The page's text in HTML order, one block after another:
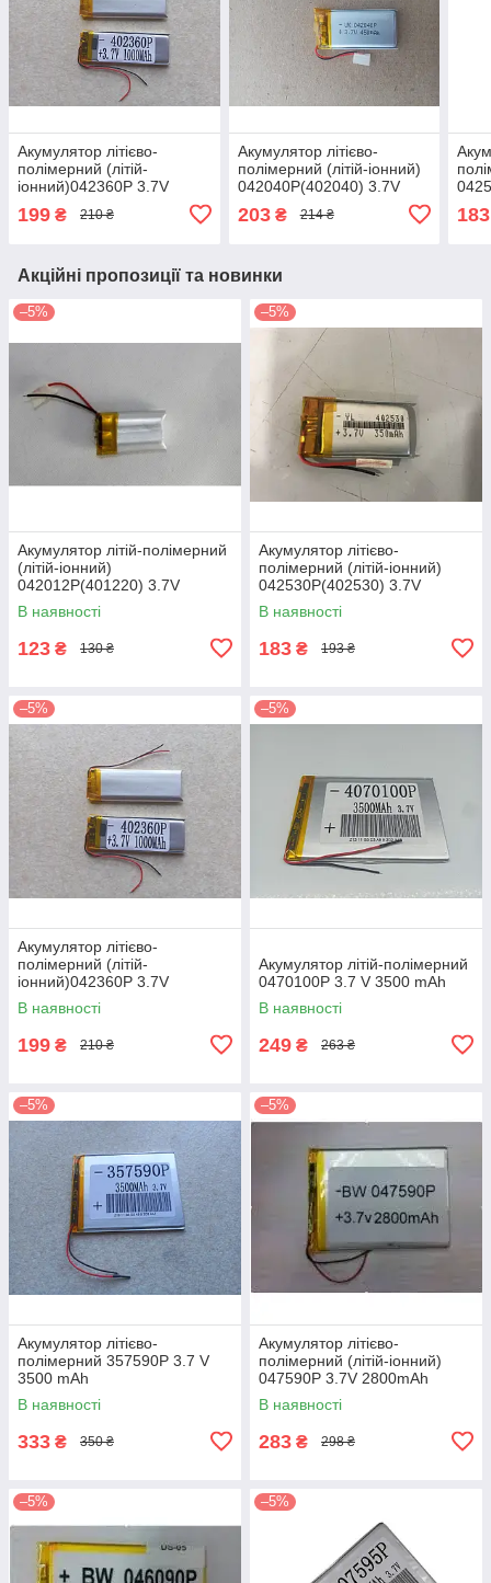
Акумулятор літієво-
полімерний (літій-
іонний)042360P 3.7V
199 ₴ 210 ₴
Акумулятор літієво-
полімерний (літій-іонний)
042040P(402040) 3.7V
203₴ 214 ₴ 183
Акційні пропозиції та новинки
–5%
Акумулятор літій-полімерний
(літій-іонний)
042012P(401220) 3.7V
150mAh
В наявності
123 ₴ 130 ₴
–5%
Акумулятор літієво-
полімерний (літій-іонний)
042530P(402530) 3.7V
350mAh
В наявності
183 ₴ 193 ₴
–5%
Акумулятор літієво-
полімерний (літій-
іонний)042360P 3.7V
1000mAh
В наявності
199 ₴ 210 ₴
–5%
Акумулятор літій-полімерний
0470100P 3.7 V 3500 mAh
В наявності
249 ₴ 263 ₴
–5%
Акумулятор літієво-
полімерний 357590P 3.7 V
3500 mAh
В наявності
333 ₴ 350 ₴
–5%
Акумулятор літієво-
полімерний (літій-іонний)
047590P 3.7V 2800mAh
В наявності
283 ₴ 298 ₴
–5% –5%